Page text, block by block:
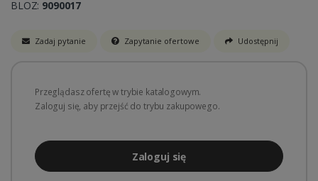
BLOZ: 9090017
Zadaj pytanie Zapytanie ofertowe Udostępnij
Przeglądasz ofertę w trybie katalogowym.
Zaloguj się, aby przejść do trybu zakupowego.
Zaloguj się